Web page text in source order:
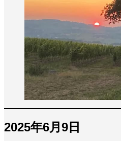
2025年6月9日